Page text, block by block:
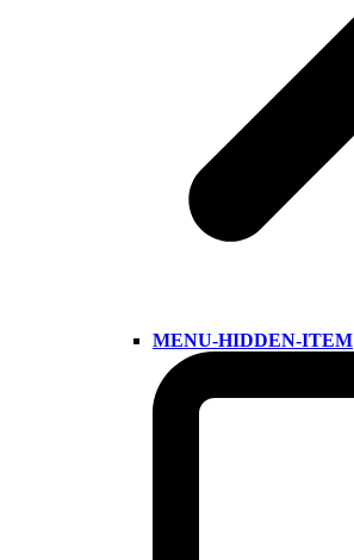
MENU-HIDDEN-ITEM